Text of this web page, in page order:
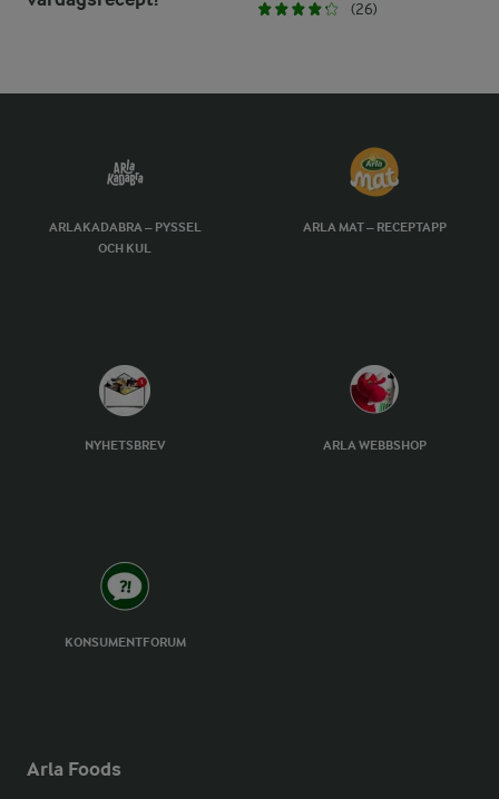
(26)
ARLAKADABRA – PYSSEL
OCH KUL
ARLA MAT – RECEPTAPP
NYHETSBREV ARLA WEBBSHOP
KONSUMENTFORUM
Arla Foods